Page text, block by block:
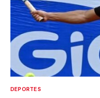
DEPORTES